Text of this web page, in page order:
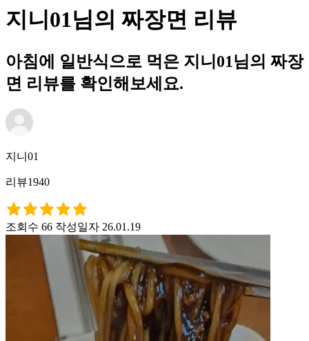
지니01님의 짜장면 리뷰
아침에 일반식으로 먹은 지니01님의 짜장
면 리뷰를 확인해보세요.
지니01
리뷰1940
조회수 66 작성일자 26.01.19